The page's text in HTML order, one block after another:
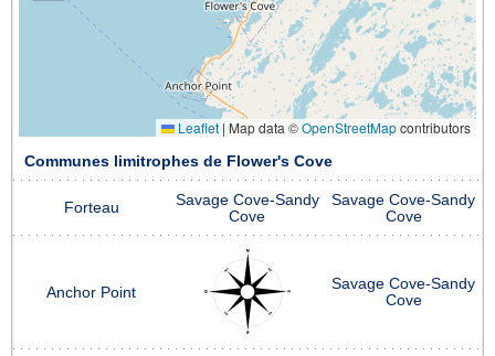
Leaflet | Map data ©OpenStreetMapcontributors
Communes limitrophes de Flower's Cove
Forteau
Savage Cove-Sandy
Cove
Savage Cove-Sandy
Cove
Anchor Point
Savage Cove-Sandy
Cove